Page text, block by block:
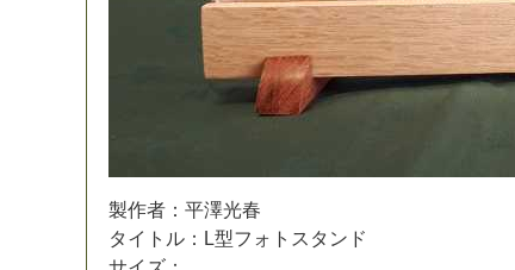
製作者 ： 平澤光春
タイ ト ル ： L型フ ォ ト ス タ ン ド